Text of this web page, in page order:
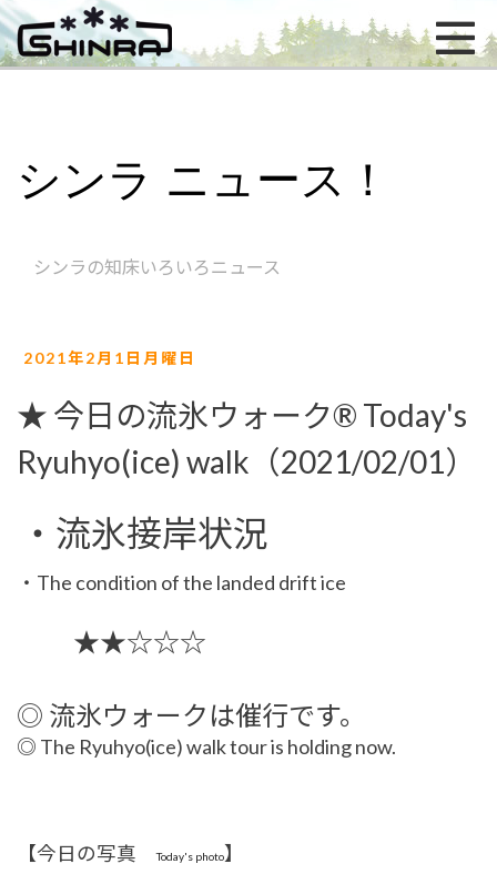
シンラ ニュース！
シンラの知床いろいろニュース
2021年2月1日月曜日
★ 今日の流氷ウォーク® Today's
Ryuhyo(ice) walk（2021/02/01）
・流氷接岸状況
・The condition of the landed drift ice
★★☆☆☆
◎ 流氷ウォークは催行です。
◎ The Ryuhyo(ice) walk tour is holding now.
【今日の写真Today's photo】